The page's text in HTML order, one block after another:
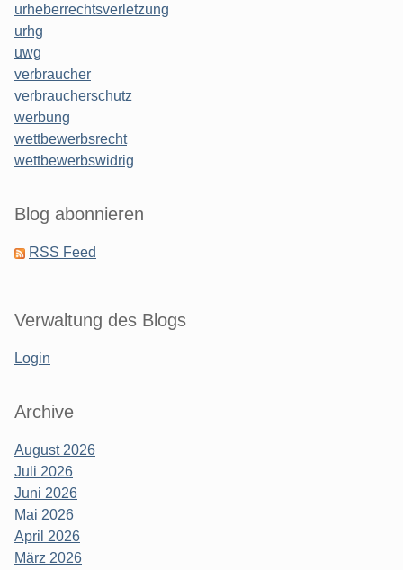
urheberrechtsverletzung
urhg
uwg
verbraucher
verbraucherschutz
werbung
wettbewerbsrecht
wettbewerbswidrig
Blog abonnieren
RSS Feed
Verwaltung des Blogs
Login
Archive
August 2026
Juli 2026
Juni 2026
Mai 2026
April 2026
März 2026